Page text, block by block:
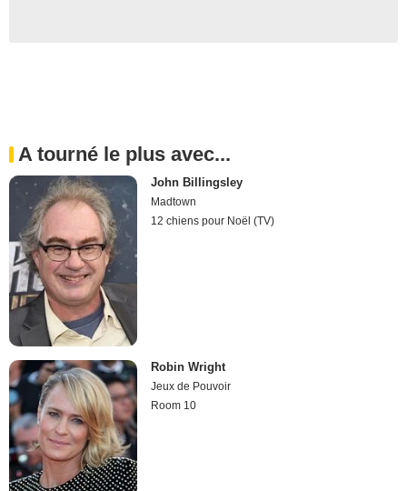
A tourné le plus avec...
John Billingsley
Madtown
12 chiens pour Noël (TV)
Robin Wright
Jeux de Pouvoir
Room 10